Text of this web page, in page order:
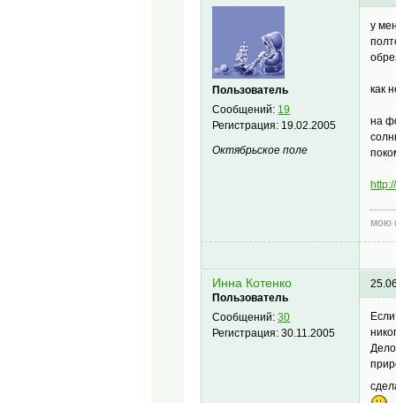
Пользователь
Сообщений: 19
Регистрация: 19.02.2005
Октябрьское поле
у
как
на
мою
Инна Котенко
Пользователь
Сообщений:30
Регистрация:30.11.2005